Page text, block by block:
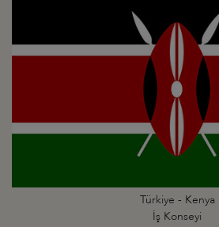
Türkiye - Kenya
İş Konseyi